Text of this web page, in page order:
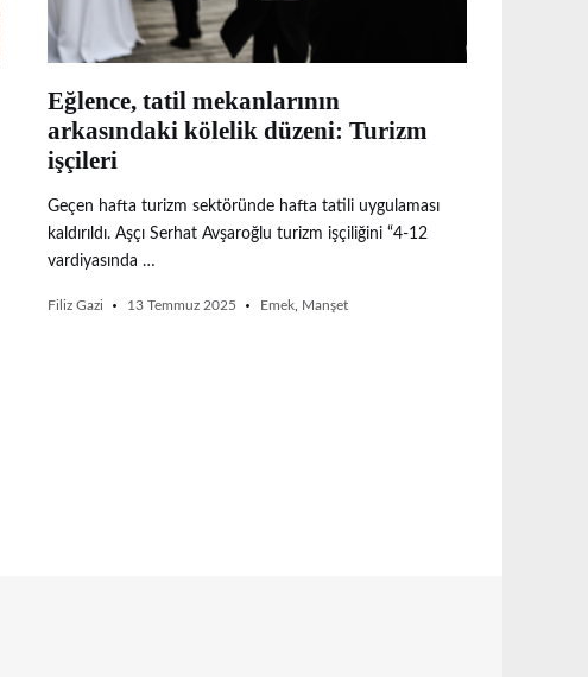
Eğlence, tatil mekanlarının
arkasındaki kölelik düzeni: Turizm
işçileri
Geçen hafta turizm sektöründe hafta tatili uygulaması
kaldırıldı. Aşçı Serhat Avşaroğlu turizm işçiliğini “4-12
vardiyasında …
Filiz Gazi 13 Temmuz 2025 Emek, Manşet